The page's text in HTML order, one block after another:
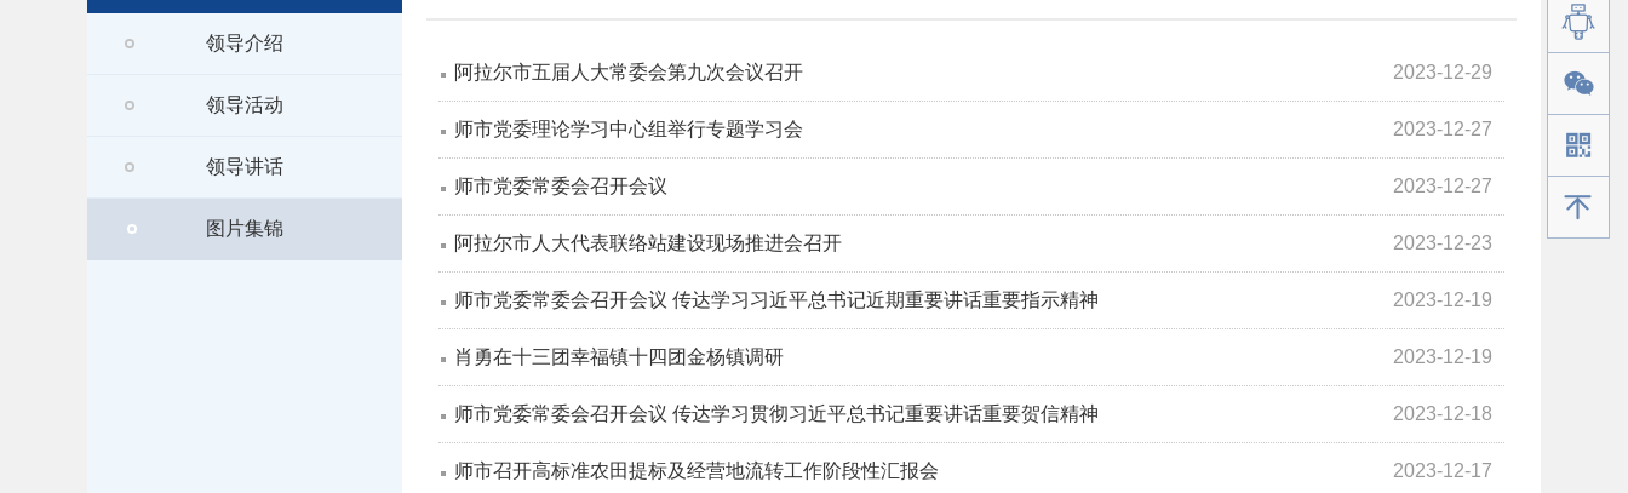
领导介绍
领导活动
领导讲话
图片集锦
2023-12-29
阿拉尔市五届人大常委会第九次会议召开
2023-12-27
师市党委理论学习中心组举行专题学习会
2023-12-27
师市党委常委会召开会议
2023-12-23
阿拉尔市人大代表联络站建设现场推进会召开
2023-12-19
师市党委常委会召开会议 传达学习习近平总书记近期重要讲话重要指示精神
2023-12-19
肖勇在十三团幸福镇十四团金杨镇调研
2023-12-18
师市党委常委会召开会议 传达学习贯彻习近平总书记重要讲话重要贺信精神
2023-12-17
师市召开高标准农田提标及经营地流转工作阶段性汇报会
手机版